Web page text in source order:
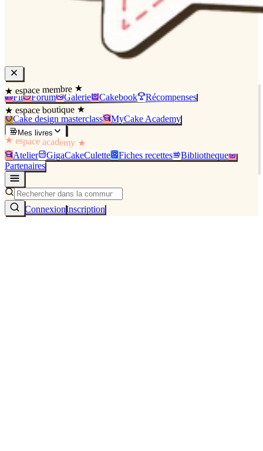
★ espace membre ★
Fil Forum Galerie Cakebook Récompenses
★ espace boutique ★
Cake design masterclass MyCake Academy
Mes livres
★ espace academy ★
Atelier GigaCakeCulette Fiches recettes
Bibliothèque
Partenaires
ConnexionInscription